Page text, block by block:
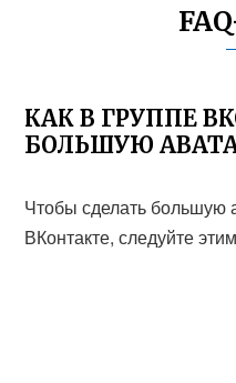
КАК В ГРУППЕ
БОЛЬШУЮ
Чтобы сделать большую
ВКонтакте, следуйте